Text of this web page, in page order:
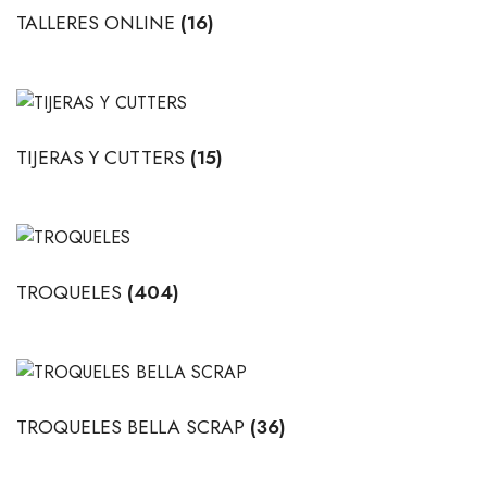
TALLERES ONLINE (16)
TIJERAS Y CUTTERS (15)
TROQUELES (404)
TROQUELES BELLA SCRAP (36)